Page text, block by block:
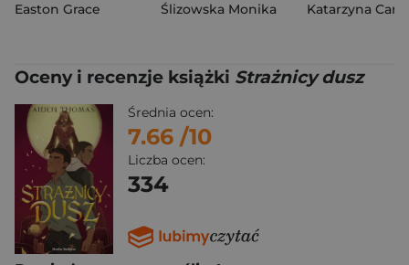
Easton Grace
Ślizowska Monika
Oceny i recenzje książki Strażnicy dusz
Średnia ocen:
7.66 /10
Liczba ocen:
334